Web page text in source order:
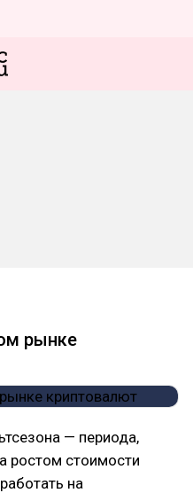
рынке
— периода,
ростом стоимости
на